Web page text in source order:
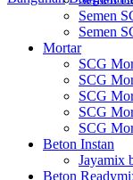
Semen
Semen
Mortar
SCG
SCG
SCG
SCG
SCG
Beton Instan
Jayamix
Beton